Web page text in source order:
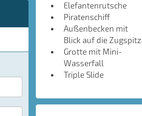
Elefantenrutsche
Piratenschiff
Außenbecken mit
Blick auf die
Grotte mit Mini-
Wasserfall
Triple Slide